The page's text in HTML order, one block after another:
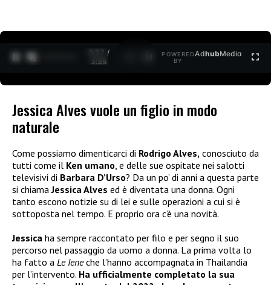
0:28 /
3:35
POWERED
BY
AdhubMedia
Jessica Alves vuole un figlio in modo
naturale
Come possiamo dimenticarci di Rodrigo Alves, conosciuto da
tutti come il Ken umano, e delle sue ospitate nei salotti
televisivi di Barbara D’Urso? Da un po’ di anni a questa parte
si chiamaJessica Alves ed è diventata una donna. Ogni
tanto escono notizie su di lei e sulle operazioni a cui si è
sottoposta nel tempo. E proprio ora c’è una novità.
Jessica ha sempre raccontato per filo e per segno il suo
percorso nel passaggio da uomo a donna. La prima volta lo
ha fatto a Le Ieneche l’hanno accompagnata in Thailandia
per l’intervento. Ha ufficialmente completato la sua